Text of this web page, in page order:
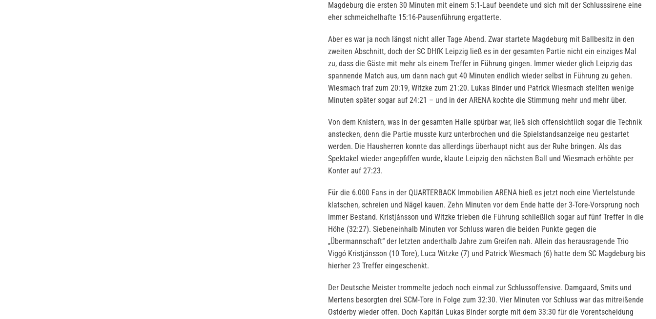
Magdeburg die ersten 30 Minuten mit einem 5:1-Lauf beendete und sich mit der Schlusssirene eine
eher schmeichelhafte 15:16-Pausenführung ergatterte.
Aber es war ja noch längst nicht aller Tage Abend. Zwar startete Magdeburg mit Ballbesitz in den
zweiten Abschnitt, doch der SC DHfK Leipzig ließ es in der gesamten Partie nicht ein einziges Mal
zu, dass die Gäste mit mehr als einem Treffer in Führung gingen. Immer wieder glich Leipzig das
spannende Match aus, um dann nach gut 40 Minuten endlich wieder selbst in Führung zu gehen.
Wiesmach traf zum 20:19, Witzke zum 21:20. Lukas Binder und Patrick Wiesmach stellten wenige
Minuten später sogar auf 24:21 – und in der ARENA kochte die Stimmung mehr und mehr über.
Von dem Knistern, was in der gesamten Halle spürbar war, ließ sich offensichtlich sogar die Technik
anstecken, denn die Partie musste kurz unterbrochen und die Spielstandsanzeige neu gestartet
werden. Die Hausherren konnte das allerdings überhaupt nicht aus der Ruhe bringen. Als das
Spektakel wieder angepfiffen wurde, klaute Leipzig den nächsten Ball und Wiesmach erhöhte per
Konter auf 27:23.
Für die 6.000 Fans in der QUARTERBACK Immobilien ARENA hieß es jetzt noch eine Viertelstunde
klatschen, schreien und Nägel kauen. Zehn Minuten vor dem Ende hatte der 3-Tore-Vorsprung noch
immer Bestand. Kristjánsson und Witzke trieben die Führung schließlich sogar auf fünf Treffer in die
Höhe (32:27). Siebeneinhalb Minuten vor Schluss waren die beiden Punkte gegen die
„Übermannschaft“ der letzten anderthalb Jahre zum Greifen nah. Allein das herausragende Trio
Viggó Kristjánsson (10 Tore), Luca Witzke (7) und Patrick Wiesmach (6) hatte dem SC Magdeburg bis
hierher 23 Treffer eingeschenkt.
Der Deutsche Meister trommelte jedoch noch einmal zur Schlussoffensive. Damgaard, Smits und
Mertens besorgten drei SCM-Tore in Folge zum 32:30. Vier Minuten vor Schluss war das mitreißende
Ostderby wieder offen. Doch Kapitän Lukas Binder sorgte mit dem 33:30 für die Vorentscheidung